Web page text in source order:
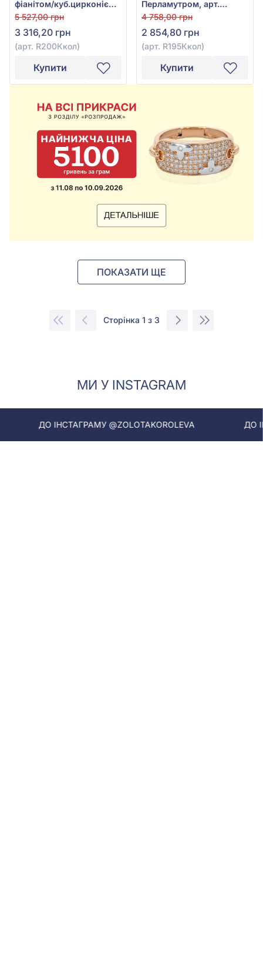
фіанітом/куб.цирконієм
та перламутром, арт.
R200Ккол
5 527,00 грн
3 316,20 грн
(арт. R200Ккол)
Купити
Перламутром, арт.
R195Ккол
4 758,00 грн
2 854,80 грн
(арт. R195Ккол)
Купити
ПОКАЗАТИ ЩЕ
Сторінка 1 з 3
МИ У INSTAGRAM
@ZOLOTAKOROLEVA ДО ІНСТАГРАМУ